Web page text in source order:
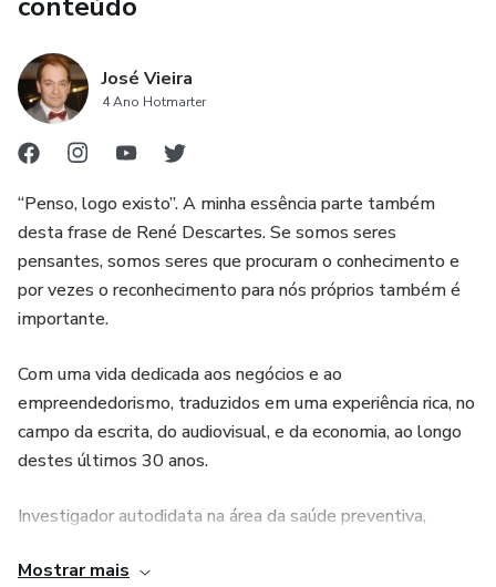
José Vieira
4 Ano Hotmarter
“Penso, logo existo”. A minha essência parte também
desta frase de René Descartes. Se somos seres
pensantes, somos seres que procuram o conhecimento e
por vezes o reconhecimento para nós próprios também é
importante.
Com uma vida dedicada aos negócios e ao
empreendedorismo, traduzidos em uma experiência rica, no
campo da escrita, do audiovisual, e da economia, ao longo
destes últimos 30 anos.
Investigador autodidata na área da saúde preventiva,
profissão. Muitas vidas numa só que agora fogem para
Mostrar mais